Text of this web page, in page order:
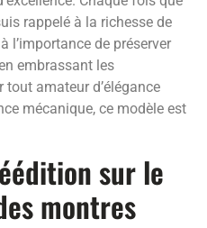
rappelé à la richesse de
l’importance de préserver
embrassant les
amateur d’élégance
mécanique, ce modèle est
sur le
montres